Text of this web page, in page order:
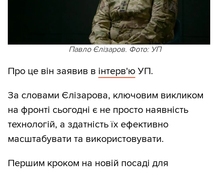
Павло Єлізаров. Фото: УП
Про це він заявив в інтерв'ю УП.
За словами Єлізарова, ключовим викликом
на фронті сьогодні є не просто наявність
технологій, а здатність їх ефективно
масштабувати та використовувати.
Першим кроком на новій посаді для